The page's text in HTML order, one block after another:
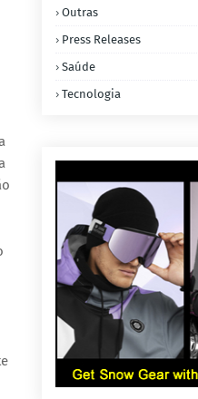
Outras
Press Releases
Saúde
Tecnologia